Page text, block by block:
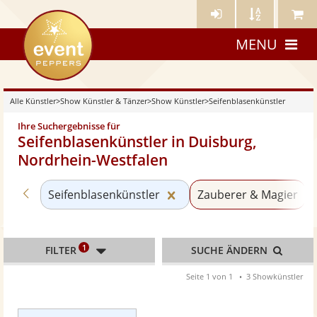
Künstler- Künstler Meine
eventpeppers
MENU
Alle Künstler>Show Künstler & Tänzer>Show Künstler>Seifenblasenkünstler
Ihre Suchergebnisse für
Seifenblasenkünstler in Duisburg,
Nordrhein-Westfalen
Zurück zu «Show Künstler»
Seifenblasenkünstler Kategorie
Zauberer & Magier
FILTER 1 SUCHE ÄNDERN
Seite 1 von 1 3 Showkünstler